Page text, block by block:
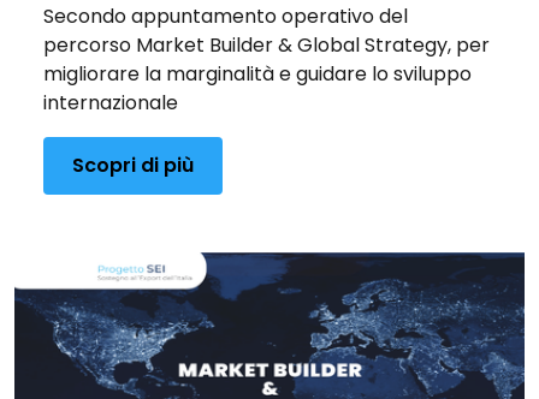
Secondo appuntamento operativo del
percorso Market Builder & Global Strategy, per
migliorare la marginalità e guidare lo sviluppo
internazionale
Scopri di più